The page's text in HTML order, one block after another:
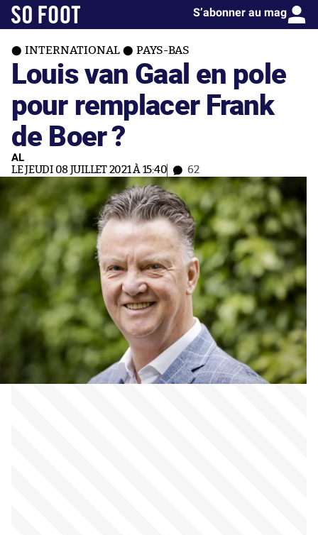
S’abonner au mag
INTERNATIONAL PAYS-BAS
Louis van Gaal en pole
pour remplacer Frank
de Boer ?
AL
LE JEUDI 08 JUILLET 2021 À 15:40 62